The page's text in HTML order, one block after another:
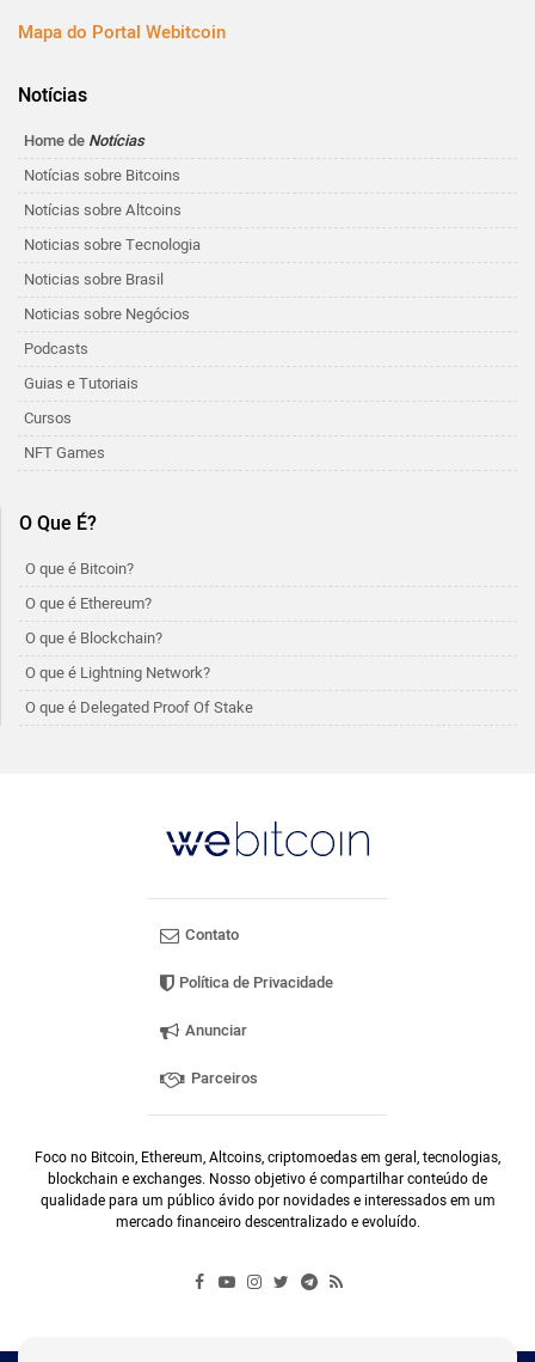
Mapa do Portal Webitcoin
Notícias
Home de Notícias
Notícias sobre Bitcoins
Notícias sobre Altcoins
Noticias sobre Tecnologia
Noticias sobre Brasil
Noticias sobre Negócios
Podcasts
Guias e Tutoriais
Cursos
NFT Games
O Que É?
O que é Bitcoin?
O que é Ethereum?
O que é Blockchain?
O que é Lightning Network?
O que é Delegated Proof Of Stake
Contato
Política de Privacidade
Anunciar
Parceiros
Foco no Bitcoin, Ethereum, Altcoins, criptomoedas em geral, tecnologias,
blockchain e exchanges. Nosso objetivo é compartilhar conteúdo de
qualidade para um público ávido por novidades e interessados em um
mercado financeiro descentralizado e evoluído.